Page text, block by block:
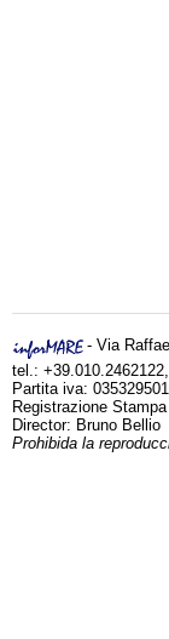
- Via
tel.:
Partita iva:
Registrazione
Director: Bruno Bellio
Prohibida la